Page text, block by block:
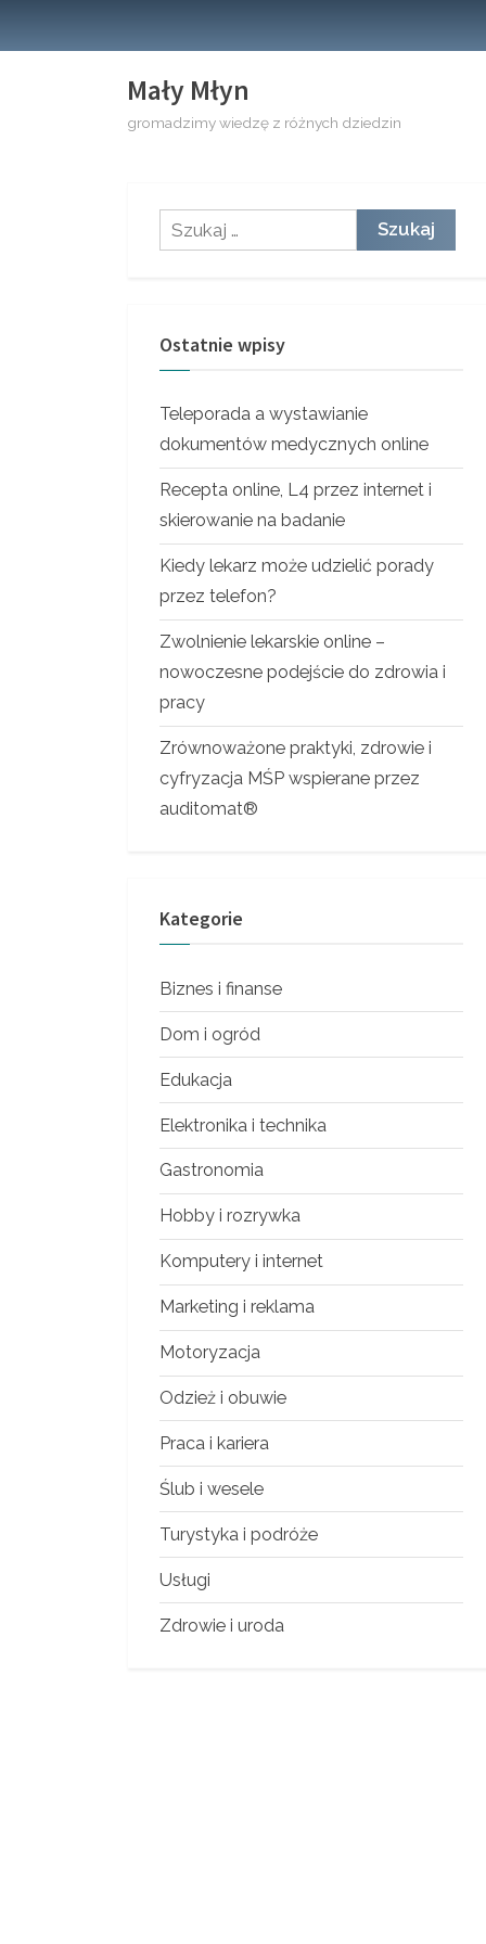
to
Mały Młyn
gromadzimy wiedzę z różnych dziedzin
Szukaj:
Ostatnie wpisy
Teleporada a wystawianie
dokumentów medycznych online
Recepta online, L4 przez internet i
skierowanie na badanie
Kiedy lekarz może udzielić porady
przez telefon?
Zwolnienie lekarskie online –
nowoczesne podejście do zdrowia i
pracy
Zrównoważone praktyki, zdrowie i
cyfryzacja MŚP wspierane przez
auditomat®
Kategorie
Biznes i finanse
Dom i ogród
Edukacja
Elektronika i technika
Gastronomia
Hobby i rozrywka
Komputery i internet
Marketing i reklama
Motoryzacja
Odzież i obuwie
Praca i kariera
Ślub i wesele
Turystyka i podróże
Usługi
Zdrowie i uroda